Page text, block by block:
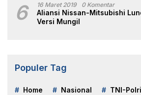
6 16 Maret 2019 0 Komentar
Aliansi Nissan-Mitsubishi
Versi Mungil
Populer Tag
Home Nasional TNI-Polri